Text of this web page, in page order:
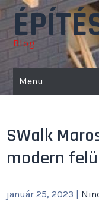
Skip
to
content
Blog
Menu
SWalk
modern
január 25, 2023 |